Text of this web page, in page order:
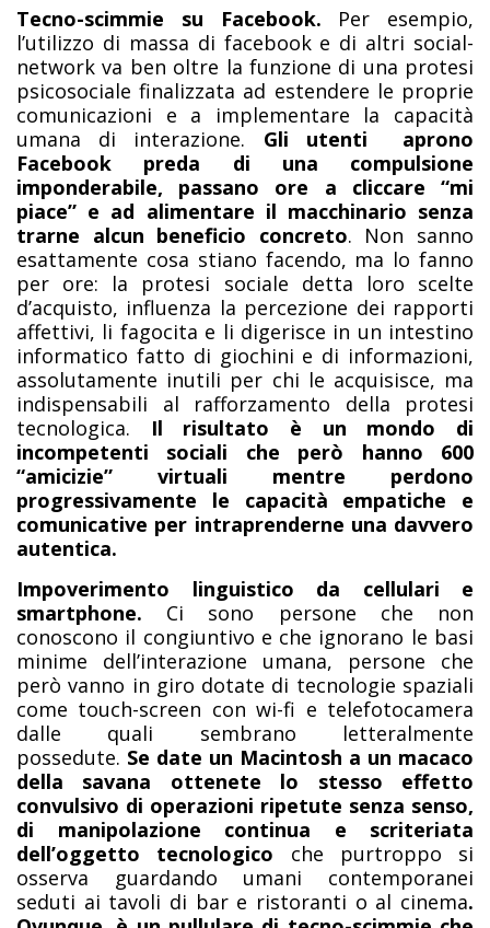
Tecno-scimmie su Facebook. Per esempio,
l’utilizzo di massa di facebook e di altri social-
network va ben oltre la funzione di una protesi
psicosociale finalizzata ad estendere le proprie
comunicazioni e a implementare la capacità
umana di interazione. Gli utenti aprono
Facebook preda di una compulsione
imponderabile, passano ore a cliccare “mi
piace” e ad alimentare il macchinario senza
trarne alcun beneficio concreto. Non sanno
esattamente cosa stiano facendo, ma lo fanno
per ore: la protesi sociale detta loro scelte
d’acquisto, influenza la percezione dei rapporti
affettivi, li fagocita e li digerisce in un intestino
informatico fatto di giochini e di informazioni,
assolutamente inutili per chi le acquisisce, ma
indispensabili al rafforzamento della protesi
tecnologica. Il risultato è un mondo di
incompetenti sociali che però hanno 600
“amicizie” virtuali mentre perdono
progressivamente le capacità empatiche e
comunicative per intraprenderne una davvero
autentica.
Impoverimento linguistico da cellulari e
smartphone. Ci sono persone che non
conoscono il congiuntivo e che ignorano le basi
minime dell’interazione umana, persone che
però vanno in giro dotate di tecnologie spaziali
come touch-screen con wi-fi e telefotocamera
dalle quali sembrano letteralmente
possedute. Se date un Macintosh a un macaco
della savana ottenete lo stesso effetto
convulsivo di operazioni ripetute senza senso,
di manipolazione continua e scriteriata
dell’oggetto tecnologico che purtroppo si
osserva guardando umani contemporanei
seduti ai tavoli di bar e ristoranti o al cinema.